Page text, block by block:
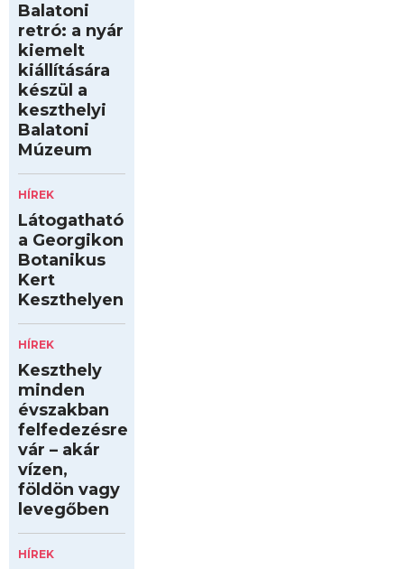
Balatoni
retró: a nyár
kiemelt
kiállítására
készül a
keszthelyi
Balatoni
Múzeum
HÍREK
Látogatható
a Georgikon
Botanikus
Kert
Keszthelyen
HÍREK
Keszthely
minden
évszakban
felfedezésre
vár – akár
vízen,
földön vagy
levegőben
HÍREK